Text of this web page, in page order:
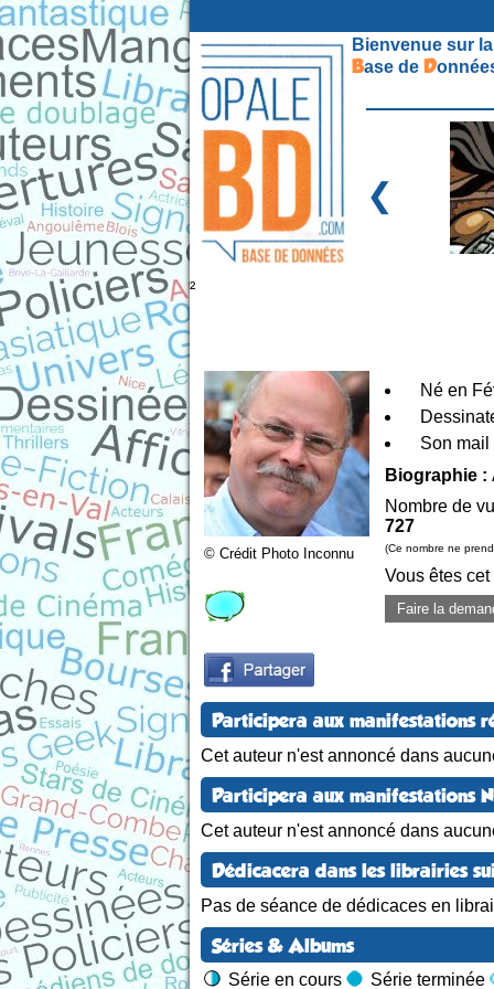
Bienvenue sur
Base de D
❮
²
© Crédit Photo Inconnu
Né en
Son
Biographie :
Nombre de
727
(Ce nombre ne
Vous êtes
Faire la
Participera aux manifestations
Cet auteur n'est annoncé dans
Participera aux manifestations
Cet auteur n'est annoncé dans
Dédicacera dans les librairies
Pas de séance de dédicaces en
Séries & Albums
Série en cours Série terminée